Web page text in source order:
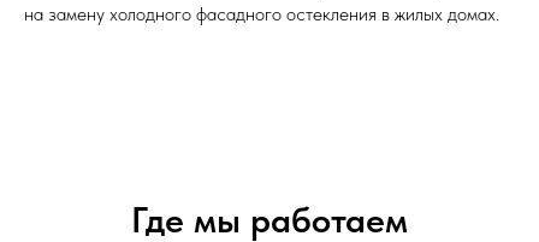
на замену холодного фасадного остекления в жилых домах.
Где мы работаем